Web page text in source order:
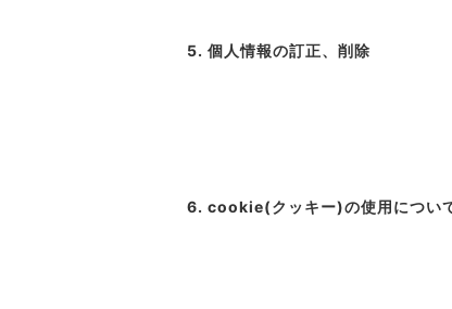
5. 個人情報の訂正、削除
6. cookie(クッキー)の使用につい